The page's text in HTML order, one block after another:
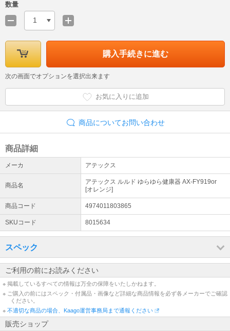
数量
1
購入手続きに進む
次の画面でオプションを選択出来ます
お気に入りに追加
商品についてお問い合わせ
商品詳細
メーカ アテックス
商品名
アテックス ルルド ゆらゆら健康器 AX-FY919or
[オレンジ]
商品コード 4974011803865
SKUコード 8015634
スペック
ご利用の前にお読みください
※ 掲載しているすべての情報は万全の保障をいたしかねます。
※ ご購入の前にはスペック・付属品・画像など詳細な商品情報を必ず各メーカーでご確認
ください。
※ 不適切な商品の場合、Kaago運営事務局まで通報ください
販売ショップ